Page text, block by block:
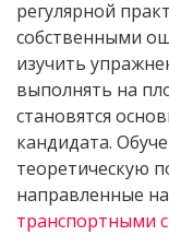
регулярной
собственными
изучить
выполнять на
становятся
кандидата.
теоретическую
направленные
транспортными